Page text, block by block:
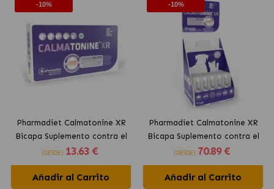
-10%
Pharmadiet Calmatonine XR
Bicapa Suplemento contra el
Estrés Para Perros y Gatos
(DESDE) 13.63 €
Añadir al Carrito
-10%
Pharmadiet Calmatonine XR
Bicapa Suplemento contra el
Estrés para Perros y Gatos
(DESDE) 70.89 €
Añadir al Carrito